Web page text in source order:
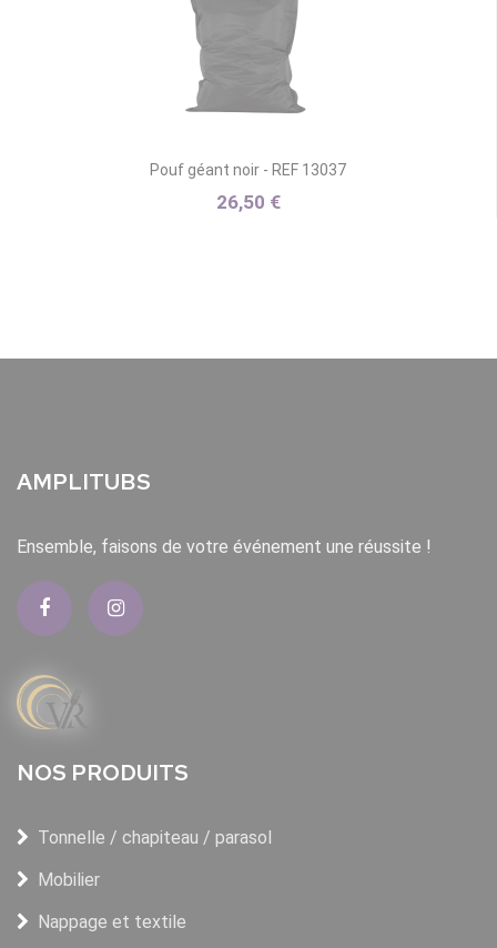
Pouf géant noir - REF 13037
26,50 €
AMPLITUBS
Ensemble, faisons de votre événement une réussite !
NOS PRODUITS
Tonnelle / chapiteau / parasol
Mobilier
Nappage et textile